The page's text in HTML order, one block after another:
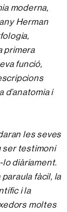
moderna,
Herman
primera
funció,
d’anatomia i
les seves
ser testimoni
diàriament.
fàcil, la
i la
moltes